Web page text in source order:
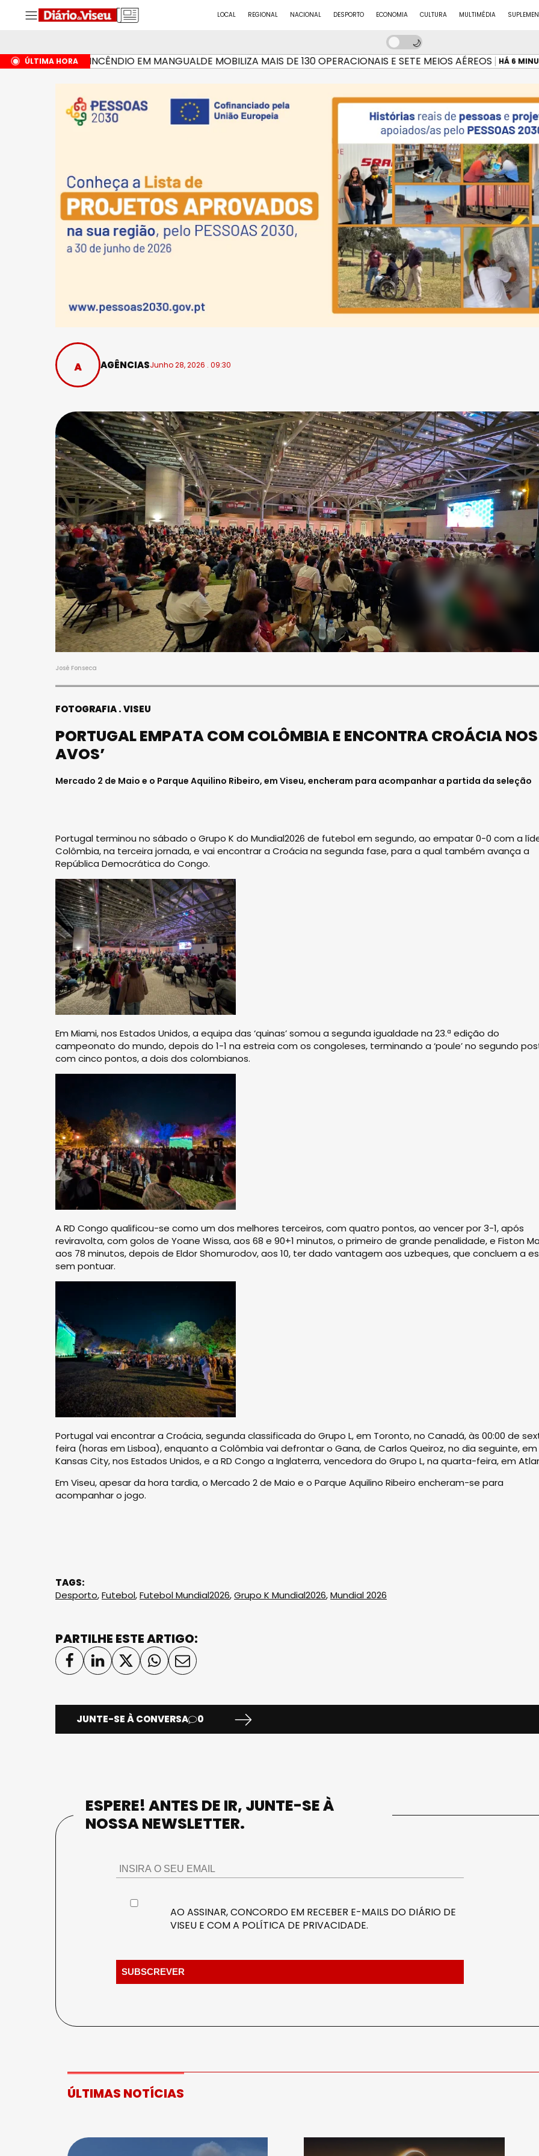
LOCAL REGIONAL NACIONAL DESPORTO ECONOMIA CULTURA MULTIMÉDIA
ÚLTIMA HORA
HÁ 6 MINUTOS INCÊNDIO EM MANGUALDE MOBILIZA MAIS DE 130 OPERACIONAIS E SETE MEIOS AÉREOS HÁ 6 MINUTOS
AGÊNCIASJunho 28, 2026 . 09:30
José Fonseca
FOTOGRAFIA VISEU
PORTUGAL EMPATA COM COLÔMBIA E ENCONTRA CROÁCIA NOS
AVOS’
Mercado 2 de Maio e o Parque Aquilino Ribeiro, em Viseu, encheram para acompanhar a partida da seleção
Portugal terminou no sábado o Grupo K do Mundial2026 de futebol em segundo, ao empatar 0-0 com a
Colômbia, na terceira jornada, e vai encontrar a Croácia na segunda fase, para a qual também avança a
República Democrática do Congo.
Em Miami, nos Estados Unidos, a equipa das ‘quinas’ somou a segunda igualdade na 23.ª edição do
campeonato do mundo, depois do 1-1 na estreia com os congoleses, terminando a ‘poule’ no segundo
com cinco pontos, a dois dos colombianos.
A RD Congo qualificou-se como um dos melhores terceiros, com quatro pontos, ao vencer por 3-1, após
reviravolta, com golos de Yoane Wissa, aos 68 e 90+1 minutos, o primeiro de grande penalidade, e Fiston
aos 78 minutos, depois de Eldor Shomurodov, aos 10, ter dado vantagem aos uzbeques, que concluem a
sem pontuar.
Portugal vai encontrar a Croácia, segunda classificada do Grupo L, em Toronto, no Canadá, às 00:00 de
feira (horas em Lisboa), enquanto a Colômbia vai defrontar o Gana, de Carlos Queiroz, no dia seguinte, em
Kansas City, nos Estados Unidos, e a RD Congo a Inglaterra, vencedora do Grupo L, na quarta-feira, em
Em Viseu, apesar da hora tardia, o Mercado 2 de Maio e o Parque Aquilino Ribeiro encheram-se para
acompanhar o jogo.
TAGS:
Desporto,Futebol,Futebol Mundial2026,Grupo K Mundial2026,Mundial 2026
PARTILHE ESTE ARTIGO:
JUNTE-SE À CONVERSA 0
ESPERE! ANTES DE IR, JUNTE-SE À
NOSSA NEWSLETTER.
AO ASSINAR, CONCORDO EM RECEBER E-MAILS DO DIÁRIO DE
VISEU E COM A POLÍTICA DE PRIVACIDADE.
SOCIEDADE
ASAE APREENDE CERCA DE
21 MIL LITROS DE VINHO E
ESPUMANTE NA REGIÃO
CENTRO
Julho 11, 2026 . 10:41
O "MELHOR VINHO DO
PRODUZIDO NA ADEGA
SILGUEIROS
ÚLTIMAS NOTÍCIAS